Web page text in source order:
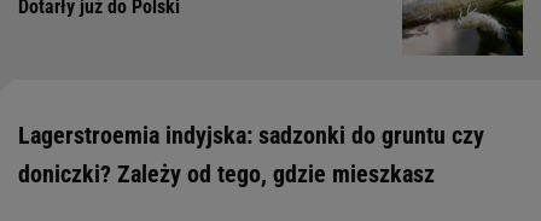
Dotarły już do Polski
Lagerstroemia indyjska: sadzonki do gruntu czy
doniczki? Zależy od tego, gdzie mieszkasz